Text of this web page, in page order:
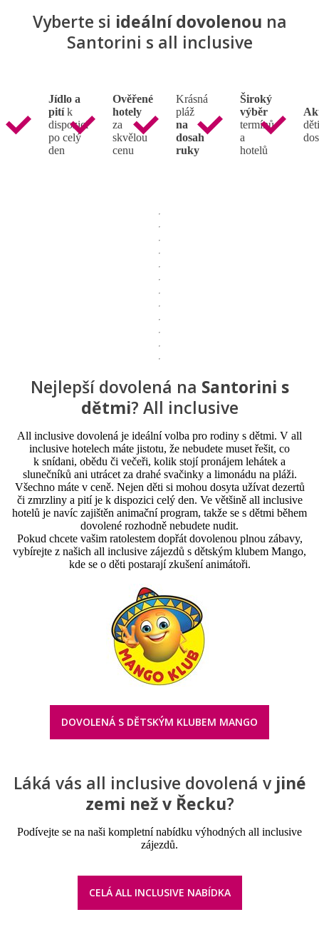
Vyberte si ideální dovolenou na
Santorini s all inclusive
Jídlo a
pitík
dispozici
po celý
den
Ověřené
hotely
za
skvělou
cenu
Krásná
pláž
na
dosah
ruky
Široký
výběr
termínů
a
hotelů
Nejlepší dovolená na Santorini s
dětmi? All inclusive
All inclusive dovolená je ideální volba pro rodiny s dětmi. V all
inclusive hotelech máte jistotu, že nebudete muset řešit, co
k snídani, obědu či večeři, kolik stojí pronájem lehátek a
slunečníků ani utrácet za drahé svačinky a limonádu na pláži.
Všechno máte v ceně. Nejen děti si mohou dosyta užívat dezertů
či zmrzliny a pití je k dispozici celý den. Ve většině all inclusive
hotelů je navíc zajištěn animační program, takže se s dětmi během
dovolené rozhodně nebudete nudit.
Pokud chcete vašim ratolestem dopřát dovolenou plnou zábavy,
vybírejte z našich all inclusive zájezdů s dětským klubem Mango,
kde se o děti postarají zkušení animátoři.
DOVOLENÁ S DĚTSKÝM KLUBEM MANGO
Láká vás all inclusive dovolená vjiné
zemi než v Řecku?
Podívejte se na naši kompletní nabídku výhodných all inclusive
zájezdů.
CELÁ ALL INCLUSIVE NABÍDKA